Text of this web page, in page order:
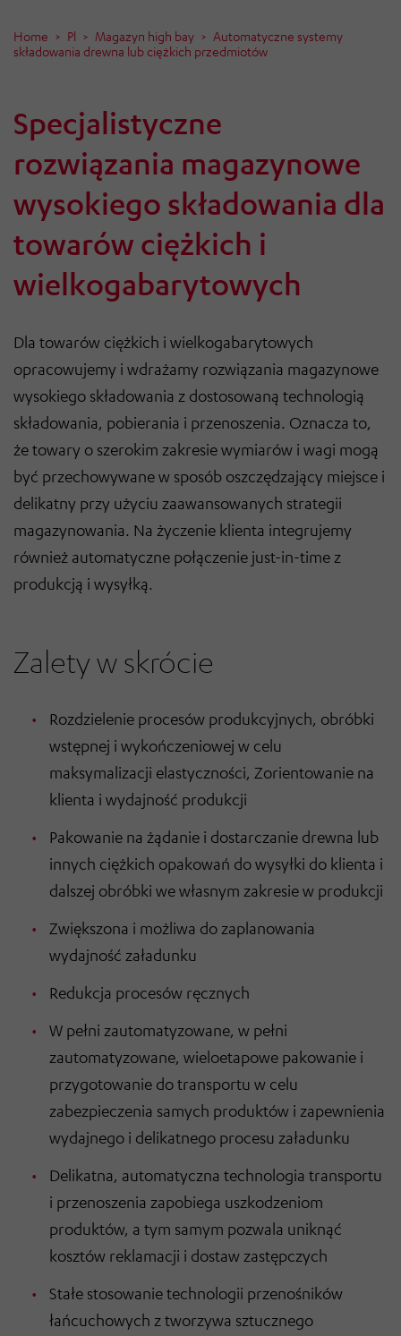
Home Pl Magazyn high bay
Automatyczne systemy
składowania drewna lub ciężkich przedmiotów
Specjalistyczne
rozwiązania magazynowe
wysokiego składowania dla
towarów ciężkich i
wielkogabarytowych
Dla towarów ciężkich i wielkogabarytowych
opracowujemy i wdrażamy rozwiązania magazynowe
wysokiego składowania z dostosowaną technologią
składowania, pobierania i przenoszenia. Oznacza to,
że towary o szerokim zakresie wymiarów i wagi mogą
być przechowywane w sposób oszczędzający miejsce i
delikatny przy użyciu zaawansowanych strategii
magazynowania. Na życzenie klienta integrujemy
również automatyczne połączenie just-in-time z
produkcją i wysyłką.
Zalety w skrócie
Rozdzielenie procesów produkcyjnych, obróbki
wstępnej i wykończeniowej w celu
maksymalizacji elastyczności, Zorientowanie na
klienta i wydajność produkcji
Pakowanie na żądanie i dostarczanie drewna lub
innych ciężkich opakowań do wysyłki do klienta i
dalszej obróbki we własnym zakresie w produkcji
Zwiększona i możliwa do zaplanowania
wydajność załadunku
Redukcja procesów ręcznych
W pełni zautomatyzowane, w pełni
zautomatyzowane, wieloetapowe pakowanie i
przygotowanie do transportu w celu
zabezpieczenia samych produktów i zapewnienia
wydajnego i delikatnego procesu załadunku
Delikatna, automatyczna technologia transportu
i przenoszenia zapobiega uszkodzeniom
produktów, a tym samym pozwala uniknąć
kosztów reklamacji i dostaw zastępczych
Stałe stosowanie technologii przenośników
łańcuchowych z tworzywa sztucznego